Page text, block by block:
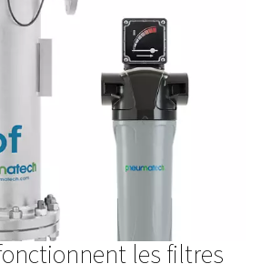
Filtres haute pression HP 100
HP 100, conçus pour les
psi), sont dotés de corps en acier
système de filtration avancé pour une
des performances fiables. Idéales
maintenir la qualité de l'air dans les